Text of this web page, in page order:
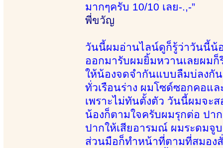
มากๆครับ 10/10 เลย-.,-”
พี่ขวัญ
วันนี้ผมอ่านไลน์ดูก็รู้ว่าวันนี้น้
ออกมารับผมยิ้มหวานเลยผม
ให้น้องจดจำกันแบบลืมบ่ลงกั
ทั่วเรือนร่าง ผมโซด์ซอกคอแ
เพราะไม่ทันตั้งตัว วันนี้ผมจะ
น้องก็ตามใจครับผมรุกต่อ ปา
ปากให้เสียอารมณ์ ผมระดมจู
ส่วนมือก็ทำหน้าที่ตามที่สมอง